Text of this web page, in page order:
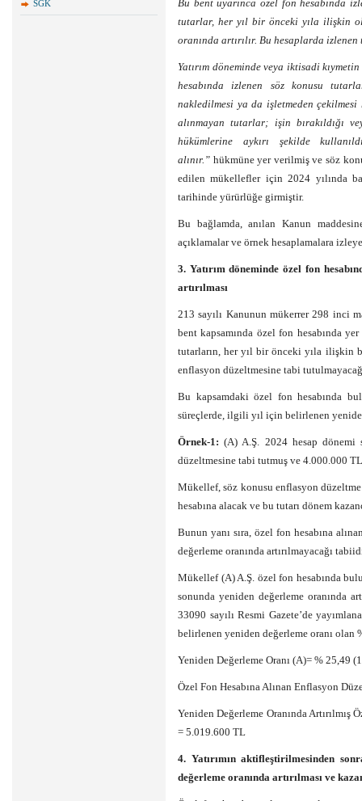
SGK
Bu bent uyarınca özel fon hesabında
tutarlar, her yıl bir önceki yıla ilişkin
oranında artırılır. Bu hesaplarda
Yatırım döneminde veya iktisadi
hesabında izlenen söz konusu
nakledilmesi ya da işletmeden
alınmayan tutarlar; işin bırakıldığı
hükümlerine aykırı şekilde
alınır.” hükmüne yer verilmiş ve söz
edilen mükellefler için 2024 yılında
tarihinde yürürlüğe girmiştir.
Bu bağlamda, anılan Kanun
açıklamalar ve örnek hesaplamalara
3. Yatırım döneminde özel fon
artırılması
213 sayılı Kanunun mükerrer 298 inci
bent kapsamında özel fon hesabında
tutarların, her yıl bir önceki yıla ilişkin
enflasyon düzeltmesine tabi
Bu kapsamdaki özel fon hesabında
süreçlerde, ilgili yıl için belirlenen
Örnek-1: (A) A.Ş. 2024 hesap dönemi
düzeltmesine tabi tutmuş ve 4.000.000
Mükellef, söz konusu enflasyon
hesabına alacak ve bu tutarı dönem
Bunun yanı sıra, özel fon hesabına
değerleme oranında artırılmayacağı
Mükellef (A) A.Ş. özel fon hesabında
sonunda yeniden değerleme oranında
33090 sayılı Resmi Gazete’de
belirlenen yeniden değerleme oranı olan
Yeniden Değerleme Oranı (A)= % 25,49
Özel Fon Hesabına Alınan Enflasyon
Yeniden Değerleme Oranında
= 5.019.600 TL
4. Yatırımın aktifleştirilmesinden
değerleme oranında artırılması ve